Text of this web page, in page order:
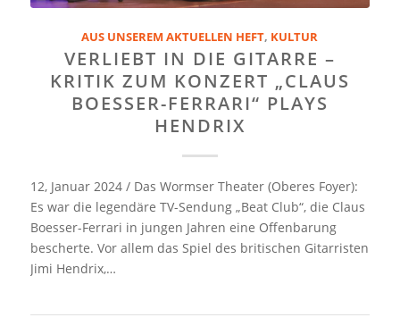
AUS UNSEREM AKTUELLEN HEFT, KULTUR
VERLIEBT IN DIE GITARRE –
KRITIK ZUM KONZERT „CLAUS
BOESSER-FERRARI“ PLAYS
HENDRIX
12, Januar 2024 / Das Wormser Theater (Oberes Foyer):
Es war die legendäre TV-Sendung „Beat Club“, die Claus
Boesser-Ferrari in jungen Jahren eine Offenbarung
bescherte. Vor allem das Spiel des britischen Gitarristen
Jimi Hendrix,…